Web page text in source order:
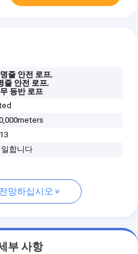
줄 안전 로프,
줄 안전 로프,
등반 로프
일합니다
망하십시오
부 사항